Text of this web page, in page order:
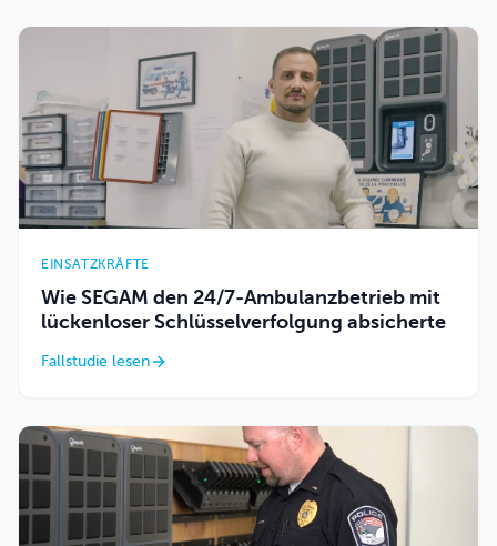
EINSATZKRÄFTE
Wie SEGAM den 24/7-Ambulanzbetrieb mit
lückenloser Schlüsselverfolgung absicherte
Fallstudie lesen